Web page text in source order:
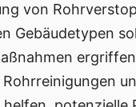
von
Gebäudetypen
Rohrreinigungen